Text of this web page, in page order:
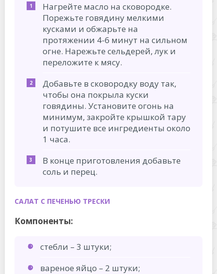
Нагрейте масло на сковородке.
Порежьте говядину мелкими
кусками и обжарьте на
протяжении 4-6 минут на сильном
огне. Нарежьте сельдерей, лук и
переложите к мясу.
Добавьте в сковородку воду так,
чтобы она покрыла куски
говядины. Установите огонь на
минимум, закройте крышкой тару
и потушите все ингредиенты около
1 часа.
В конце приготовления добавьте
соль и перец.
САЛАТ С ПЕЧЕНЬЮ ТРЕСКИ
Компоненты:
стебли – 3 штуки;
вареное яйцо – 2 штуки;